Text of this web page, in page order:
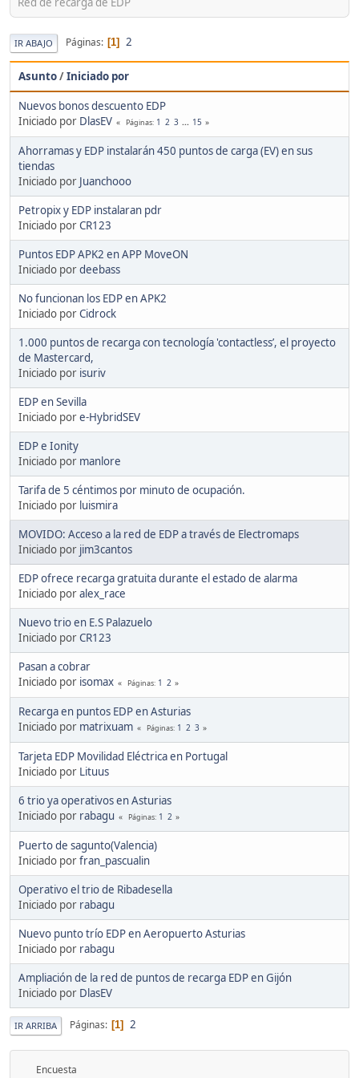
IR ABAJO Páginas 1 2
Asunto/Iniciado por
Nuevos bonos descuento EDP
Iniciado por DlasEV Páginas 1 2 3 ... 15
Ahorramas y EDP instalarán 450 puntos de carga (EV) en sus
tiendas
Iniciado por Juanchooo
Petropix y EDP instalaran pdr
Iniciado porCR123
Puntos EDP APK2 en APP MoveON
Iniciado pordeebass
No funcionan los EDP en APK2
Iniciado porCidrock
1.000 puntos de recarga con tecnología 'contactless’, el proyecto
de Mastercard,
Iniciado por isuriv
EDP en Sevilla
Iniciado pore-HybridSEV
EDP e Ionity
Iniciado por manlore
Tarifa de 5 céntimos por minuto de ocupación.
Iniciado por luismira
MOVIDO: Acceso a la red de EDP a través de Electromaps
Iniciado por jim3cantos
EDP ofrece recarga gratuita durante el estado de alarma
Iniciado poralex_race
Nuevo trio en E.S Palazuelo
Iniciado porCR123
Pasan a cobrar
Iniciado por isomax Páginas 1 2
Recarga en puntos EDP en Asturias
Iniciado por matrixuam Páginas 1 2 3
Tarjeta EDP Movilidad Eléctrica en Portugal
Iniciado por Lituus
6 trio ya operativos en Asturias
Iniciado por rabagu Páginas 1 2
Puerto de sagunto(Valencia)
Iniciado porfran_pascualin
Operativo el trio de Ribadesella
Iniciado por rabagu
Nuevo punto trío EDP en Aeropuerto Asturias
Iniciado por rabagu
Ampliación de la red de puntos de recarga EDP en Gijón
Iniciado por DlasEV
IR ARRIBA Páginas 1 2
Encuesta